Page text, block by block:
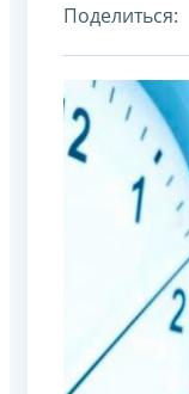
Поделиться: